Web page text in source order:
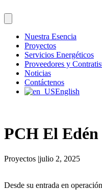
Nuestra Esencia
Proyectos
Servicios Energéticos
Proveedores y
Noticias
Contáctenos
English
PCH El Edén
Proyectos |julio 2, 2025
Desde su entrada en